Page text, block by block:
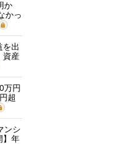
か
かっ
を出
資産
万円
超
ンシ
】年